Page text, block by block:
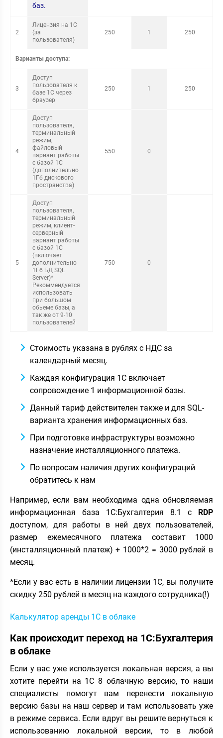
баз.
2
Лицензия на 1С
(за
пользователя)
250 1 250
Варианты доступа:
3
Доступ
пользователя к
базе 1С через
браузер
250 1 250
4
Доступ
пользователя,
терминальный
режим,
файловый
вариант работы
с базой 1С
(дополнительно
1Гб дискового
пространства)
550 0
5
Доступ
пользователя,
терминальный
режим, клиент-
серверный
вариант работы
с базой 1С
(включает
дополнительно
1Гб БД SQL
Server)*
Рекоммендуется
использовать
при большом
обьеме базы, а
так же от 9-10
пользователей
750 0
Стоимость указана в рублях с НДС за
календарный месяц.
Каждая конфигурация 1С включает
сопровождение 1 информационной базы.
Данный тариф действителен также и для SQL-
варианта хранения информационных баз.
При подготовке инфраструктуры возможно
назначение инсталляционного платежа.
По вопросам наличия других конфигураций
обратитесь к нам
Например, если вам необходима одна обновляемая
информационная база 1С:Бухгалтерия 8.1 c RDP
доступом, для работы в ней двух пользователей,
размер ежемесячного платежа составит 1000
(инсталляционный платеж) + 1000*2 = 3000 рублей в
месяц.
*Если у вас есть в наличии лицензии 1С, вы получите
скидку 250 рублей в месяц на каждого сотрудника(!)
Калькулятор аренды 1С в облаке
Как происходит переход на 1С:Бухгалтерия
в облаке
Если у вас уже используется локальная версия, а вы
хотите перейти на 1С 8 облачную версию, то наши
специалисты помогут вам перенести локальную
версию базы на наш сервер и там использовать уже
в режиме сервиса. Если вдруг вы решите вернуться к
использованию локальной версии, то в любой